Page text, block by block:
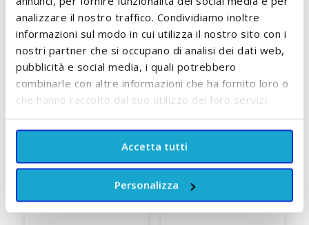
analizzare il nostro traffico. Condividiamo inoltre
informazioni sul modo in cui utilizza il nostro sito con i
nostri partner che si occupano di analisi dei dati web,
pubblicità e social media, i quali potrebbero
combinarle con altre informazioni che ha fornito loro o
che hanno raccolto dal suo utilizzo dei loro servizi.
Accetta tutti
Personalizza
8,90 €
ACCUMULA +8 PUNTI
AGGIUNGI AL CARRELLO
ACCUMULA +12 PUNTI
SCOPRI TUTTI I PRODOTTI DEL BRAND